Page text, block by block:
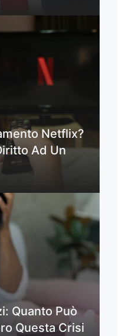
Netflix?
Ad Un
Quanto Può
Questa Crisi